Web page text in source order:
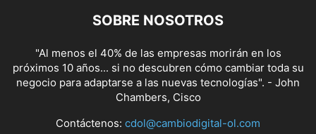
SOBRE NOSOTROS
"Al menos el 40% de las empresas morirán en los
próximos 10 años... si no descubren cómo cambiar toda su
negocio para adaptarse a las nuevas tecnologías". - John
Chambers, Cisco
Contáctenos: cdol@cambiodigital-ol.com